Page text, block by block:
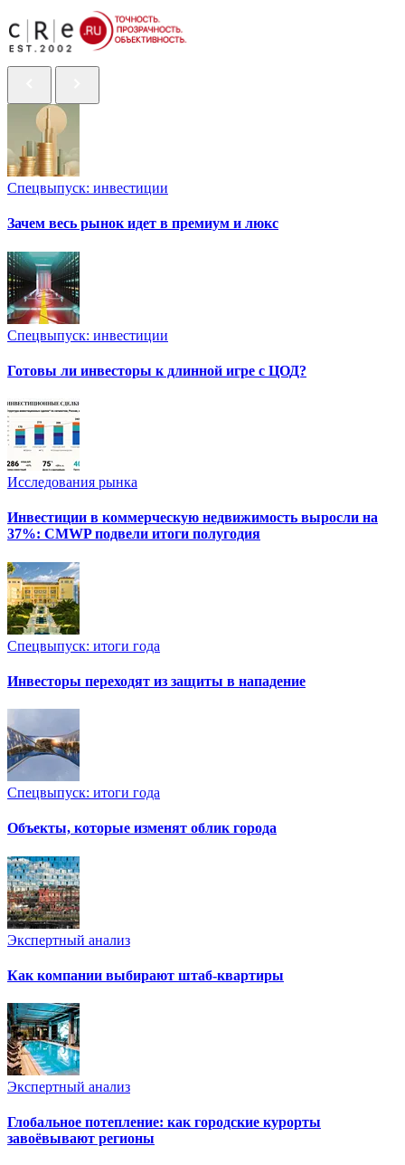
Спецвыпуск: инвестиции
Зачем весь рынок идет в премиум и люкс
Спецвыпуск: инвестиции
Готовы ли инвесторы к длинной игре с ЦОД?
Исследования рынка
Инвестиции в коммерческую недвижимость выросли на
37%: CMWP подвели итоги полугодия
Спецвыпуск: итоги года
Инвесторы переходят из защиты в нападение
Спецвыпуск: итоги года
Объекты, которые изменят облик города
Экспертный анализ
Как компании выбирают штаб-квартиры
Экспертный анализ
Глобальное потепление: как городские курорты
завоёвывают регионы